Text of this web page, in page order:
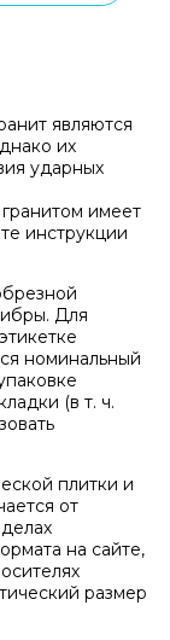
являются
их
ударных
имеет
инструкции
Для
номинальный
(в т. ч.
плитки и
от
на сайте,
размер